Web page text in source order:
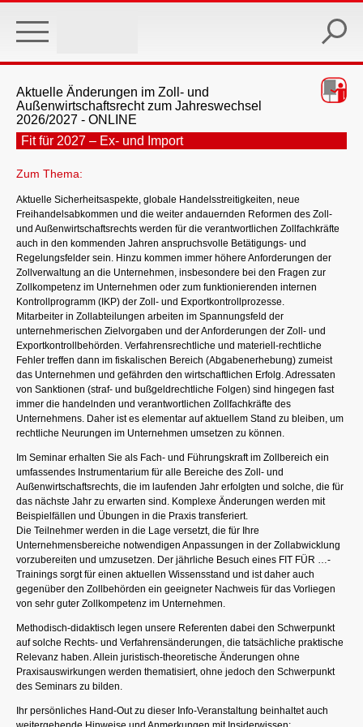
main
Aktuelle Änderungen im Zoll- und
Außenwirtschaftsrecht zum Jahreswechsel
2026/2027 - ONLINE
Fit für 2027 – Ex- und Import
Zum Thema:
Aktuelle Sicherheitsaspekte, globale Handelsstreitigkeiten, neue
Freihandelsabkommen und die weiter andauernden Reformen des Zoll-
und Außenwirtschaftsrechts werden für die verantwortlichen Zollfachkräfte
auch in den kommenden Jahren anspruchsvolle Betätigungs- und
Regelungsfelder sein. Hinzu kommen immer höhere Anforderungen der
Zollverwaltung an die Unternehmen, insbesondere bei den Fragen zur
Zollkompetenz im Unternehmen oder zum funktionierenden internen
Kontrollprogramm (IKP) der Zoll- und Exportkontrollprozesse.
Mitarbeiter in Zollabteilungen arbeiten im Spannungsfeld der
unternehmerischen Zielvorgaben und der Anforderungen der Zoll- und
Exportkontrollbehörden. Verfahrensrechtliche und materiell-rechtliche
Fehler treffen dann im fiskalischen Bereich (Abgabenerhebung) zumeist
das Unternehmen und gefährden den wirtschaftlichen Erfolg. Adressaten
von Sanktionen (straf- und bußgeldrechtliche Folgen) sind hingegen fast
immer die handelnden und verantwortlichen Zollfachkräfte des
Unternehmens. Daher ist es elementar auf aktuellem Stand zu bleiben, um
rechtliche Neurungen im Unternehmen umsetzen zu können.
Im Seminar erhalten Sie als Fach- und Führungskraft im Zollbereich ein
umfassendes Instrumentarium für alle Bereiche des Zoll- und
Außenwirtschaftsrechts, die im laufenden Jahr erfolgten und solche, die für
das nächste Jahr zu erwarten sind. Komplexe Änderungen werden mit
Beispielfällen und Übungen in die Praxis transferiert.
Die Teilnehmer werden in die Lage versetzt, die für Ihre
Unternehmensbereiche notwendigen Anpassungen in der Zollabwicklung
vorzubereiten und umzusetzen. Der jährliche Besuch eines FIT FÜR …-
Trainings sorgt für einen aktuellen Wissensstand und ist daher auch
gegenüber den Zollbehörden ein geeigneter Nachweis für das Vorliegen
von sehr guter Zollkompetenz im Unternehmen.
Methodisch-didaktisch legen unsere Referenten dabei den Schwerpunkt
auf solche Rechts- und Verfahrensänderungen, die tatsächliche praktische
Relevanz haben. Allein juristisch-theoretische Änderungen ohne
Praxisauswirkungen werden thematisiert, ohne jedoch den Schwerpunkt
des Seminars zu bilden.
Ihr persönliches Hand-Out zu dieser Info-Veranstaltung beinhaltet auch